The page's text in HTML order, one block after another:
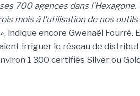
700 agences dans
mois à l'utilisation de nos
indique encore Gwenaël Fourré.
irriguer le réseau de
1 300 certifiés Silver ou